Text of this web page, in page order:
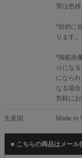
管は色移
*目的に
ります
*掲載画
りにな
になら
なる場
気軽にお
生産国 Made in